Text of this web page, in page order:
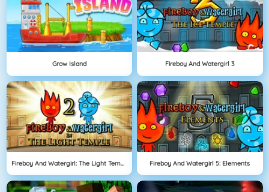
Grow Island Fireboy And Watergirl 3
Fireboy And Watergirl: The Light Temple Fireboy And Watergirl 5: Elements